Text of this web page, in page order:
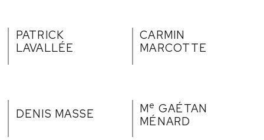
PATRICK
LAVALLÉE
CARMIN
MARCOTTE
DENIS MASSE Me GAÉTAN
MÉNARD